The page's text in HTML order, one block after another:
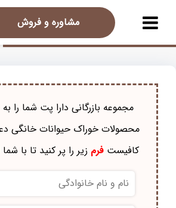
مشاوره و فروش
مجموعه بازرگانی دارا پت شما را
محصولات خوراک حيوانات خانگی
کافیستفرم زیر را پر کنید تا با شما
نام
و